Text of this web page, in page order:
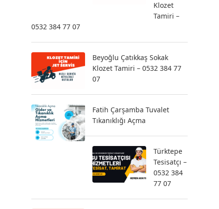
Klozet
Tamiri –
0532 384 77 07
Beyoğlu Çatıkkaş Sokak
Klozet Tamiri – 0532 384 77
07
Fatih Çarşamba Tuvalet
Tıkanıklığı Açma
Türktepe
Tesisatçı –
0532 384
77 07